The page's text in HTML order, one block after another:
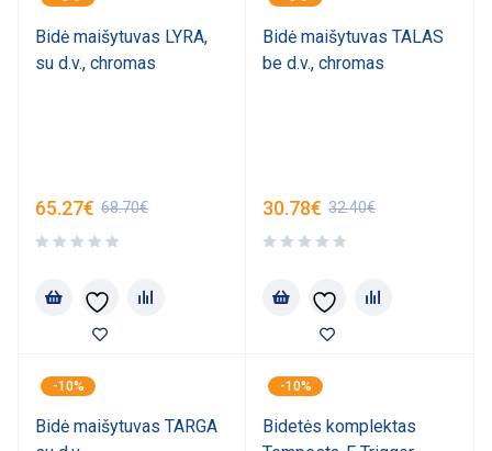
Bidė maišytuvas LYRA,
su d.v., chromas
68.70€
65.27€
Bidė maišytuvas TALAS
be d.v., chromas
32.40€
30.78€
-10%
Bidė maišytuvas TARGA
-10%
Bidetės komplektas